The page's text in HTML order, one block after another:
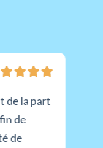
de la part
de
de